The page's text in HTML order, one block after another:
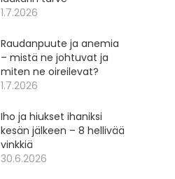
1.7.2026
Raudanpuute ja anemia
– mistä ne johtuvat ja
miten ne oireilevat?
1.7.2026
Iho ja hiukset ihaniksi
kesän jälkeen – 8 hellivää
vinkkiä
30.6.2026